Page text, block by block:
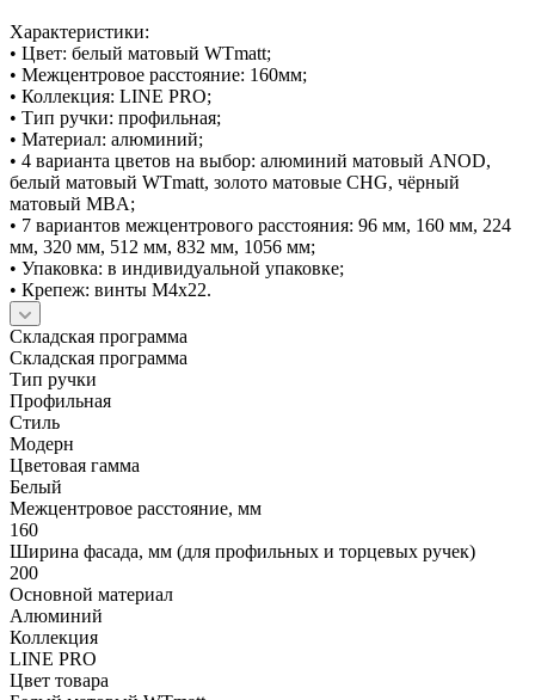
Характеристики:
• Цвет: белый матовый WTmatt;
• Межцентровое расстояние: 160мм;
• Коллекция: LINE PRO;
• Тип ручки: профильная;
• Материал: алюминий;
• 4 варианта цветов на выбор: алюминий матовый ANOD,
белый матовый WTmatt, золото матовые CHG, чёрный
матовый MBA;
• 7 вариантов межцентрового расстояния: 96 мм, 160 мм, 224
мм, 320 мм, 512 мм, 832 мм, 1056 мм;
• Упаковка: в индивидуальной упаковке;
• Крепеж: винты М4х22.
Складская программа
Складская программа
Тип ручки
Профильная
Стиль
Модерн
Цветовая гамма
Белый
Межцентровое расстояние, мм
160
Ширина фасада, мм (для профильных и торцевых ручек)
200
Основной материал
Алюминий
Коллекция
LINE PRO
Цвет товара